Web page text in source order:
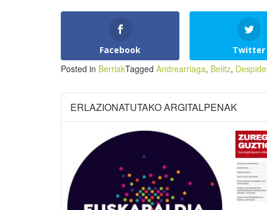
Facebook Twitter
Posted in BerriakTagged Andrearriaga, Belitz,
ERLAZIONATUTAKO ARGITALPENAK